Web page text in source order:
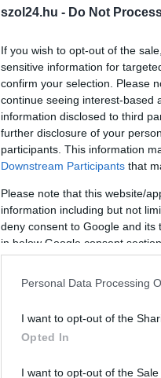
szol24.hu - Do Not
If you wish to opt-out of the
sensitive information for
confirm your selection. Please
continue seeing interest-based
information disclosed to third
further disclosure of your
participants. This information
Downstream Participants that
Please note that this website/
information including but not
deny consent to Google and
in below Google consent section.
Personal Data Processing
I want to opt-out of the
Opted In
I want to opt-out of the Sale